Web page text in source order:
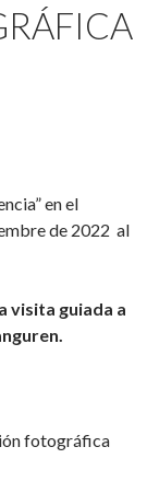
en el
de 2022 al
visita guiada a
fotográfica